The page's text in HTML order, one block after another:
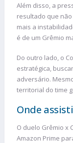
Além disso, a
resultado que
mais a
é de um Grêmio
Do outro lado, o
estratégica,
adversário.
territorial do time
Onde
O duelo Grêmio x
Amazon Prime